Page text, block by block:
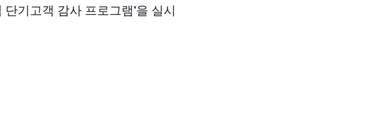
기고객 감사 프로그램'을 실시